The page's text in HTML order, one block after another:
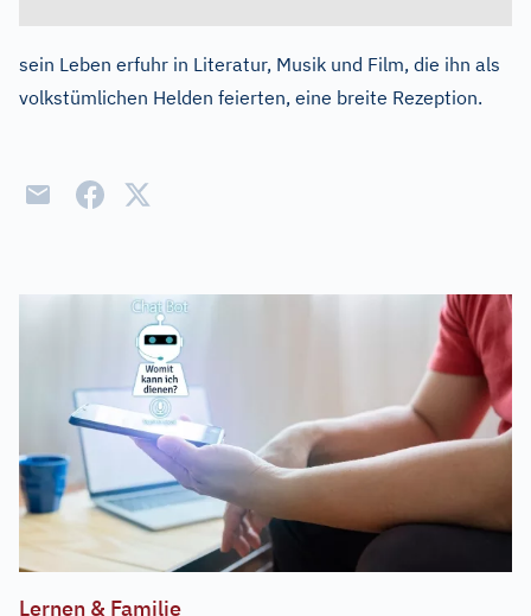
sein Leben erfuhr in Literatur, Musik und Film, die ihn als
volkstümlichen Helden feierten, eine breite Rezeption.
Lernen & Familie